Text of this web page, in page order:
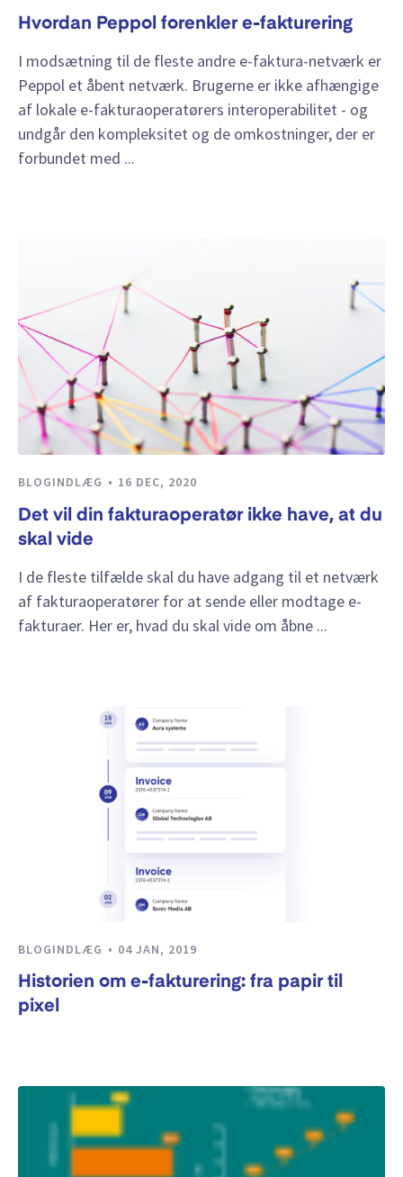
Hvordan Peppol forenkler e-fakturering
I modsætning til de fleste andre e-faktura-netværk er
Peppol et åbent netværk. Brugerne er ikke afhængige
af lokale e-fakturaoperatørers interoperabilitet - og
undgår den kompleksitet og de omkostninger, der er
forbundet med ...
BLOGINDLÆG 16 DEC, 2020
Det vil din fakturaoperatør ikke have, at du
skal vide
I de fleste tilfælde skal du have adgang til et netværk
af fakturaoperatører for at sende eller modtage e-
fakturaer. Her er, hvad du skal vide om åbne ...
BLOGINDLÆG 04 JAN, 2019
Historien om e-fakturering: fra papir til
pixel